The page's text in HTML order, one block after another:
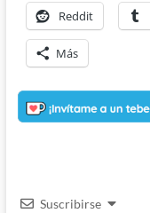
Reddit
Más
Suscribirse